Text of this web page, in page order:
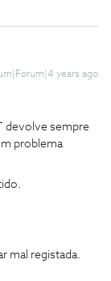
years ago
devolve sempre
problema
mal registada.